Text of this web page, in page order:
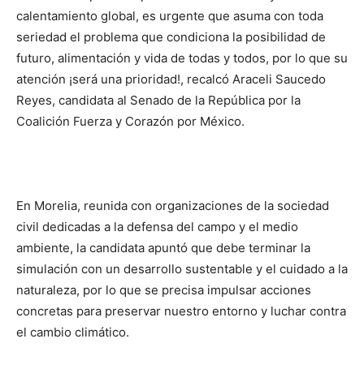
calentamiento global, es urgente que asuma con toda
seriedad el problema que condiciona la posibilidad de
futuro, alimentación y vida de todas y todos, por lo que su
atención ¡será una prioridad!, recalcó Araceli Saucedo
Reyes, candidata al Senado de la República por la
Coalición Fuerza y Corazón por México.
En Morelia, reunida con organizaciones de la sociedad
civil dedicadas a la defensa del campo y el medio
ambiente, la candidata apuntó que debe terminar la
simulación con un desarrollo sustentable y el cuidado a la
naturaleza, por lo que se precisa impulsar acciones
concretas para preservar nuestro entorno y luchar contra
el cambio climático.